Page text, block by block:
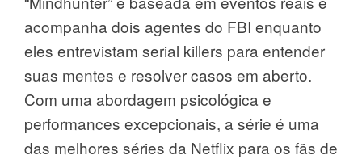
acompanha dois agentes do FBI enquanto
eles entrevistam serial killers para entender
suas mentes e resolver casos em aberto.
Com uma abordagem psicológica e
performances excepcionais, a série é uma
das melhores séries da Netflix para os fãs de